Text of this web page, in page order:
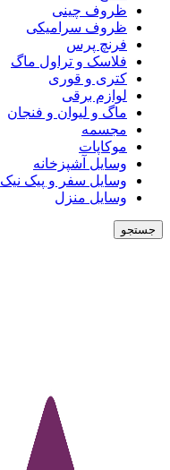
ظروف چینی
ظروف سرامیکی
فرنچ پرس
فلاسک و تراول ماگ
کتری و قوری
لوازم برقی
ماگ و لیوان و فنجان
مجسمه
موکاپات
وسایل آشپزخانه
وسایل سفر و پیک نیک
وسایل منزل
جستجو